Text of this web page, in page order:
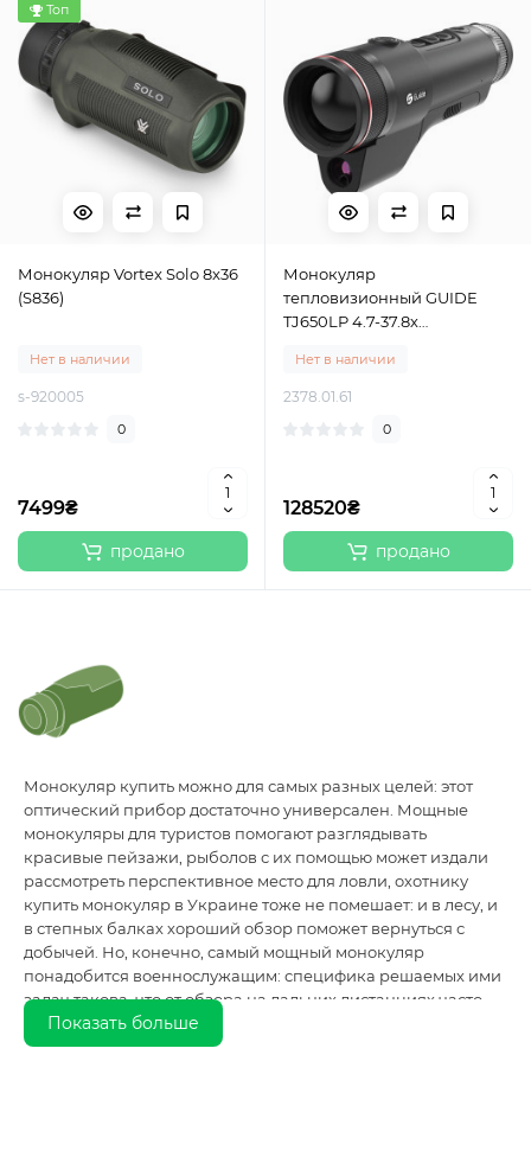
Топ
Монокуляр Vortex Solo 8x36
(S836)
Нет в наличии
s-920005
0
7499₴
продано
Монокуляр
тепловизионный GUIDE
TJ650LP 4.7-37.8х
дальномером 1500 м
Нет в наличии
2378.01.61
0
128520₴
продано
Монокуляр купить можно для самых разных целей: этот
оптический прибор достаточно универсален. Мощные
монокуляры для туристов помогают разглядывать
красивые пейзажи, рыболов с их помощью может издали
рассмотреть перспективное место для ловли, охотнику
купить монокуляр в Украине тоже не помешает: и в лесу, и
в степных балках хороший обзор поможет вернуться с
добычей. Но, конечно, самый мощный монокуляр
понадобится военнослужащим: специфика решаемых ими
задач такова, что от обзора на дальних дистанциях часто
зависят и выполнение боевой задачи, и жизни бойцов. Так
что монокуляр купить определенно стоит: в ряде случаев
Показать больше